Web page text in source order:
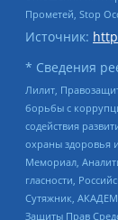
Прометей, Stop
Источник:
* Сведения
Лилит,
борьбы с
содействия
охраны здоровья
Мемориал,
гласности,
Сутяжник,
Защиты Прав